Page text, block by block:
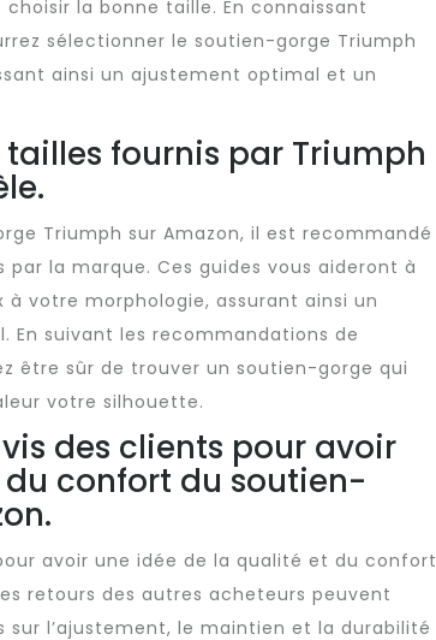
la bonne taille. En connaissant
sélectionner le soutien-gorge Triumph
ainsi un ajustement optimal et un
fournis par Triumph
Triumph sur Amazon, il est recommandé
la marque. Ces guides vous aideront à
votre morphologie, assurant ainsi un
suivant les recommandations de
être sûr de trouver un soutien-gorge qui
votre silhouette.
des clients pour avoir
confort du soutien-
avoir une idée de la qualité et du confort
retours des autres acheteurs peuvent
l’ajustement, le maintien et la durabilité